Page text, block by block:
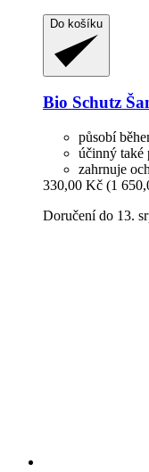
Do košíku
Bio Schutz
působí
účinný také
zahrnuje
330,00 Kč (1
Doručení do 13.